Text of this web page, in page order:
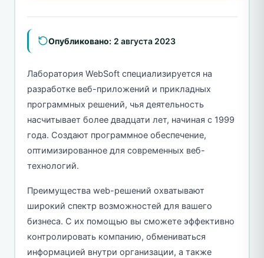
Опубликовано: 2 августа 2023
Лаборатория WebSoft специализируется на
разработке веб-приложений и прикладных
программных решений, чья деятельность
насчитывает более двадцати лет, начиная с 1999
года. Создают программное обеспечение,
оптимизированное для современных веб-
технологий.
Преимущества web-решений охватывают
широкий спектр возможностей для вашего
бизнеса. С их помощью вы сможете эффективно
контролировать компанию, обмениваться
информацией внутри организации, а также